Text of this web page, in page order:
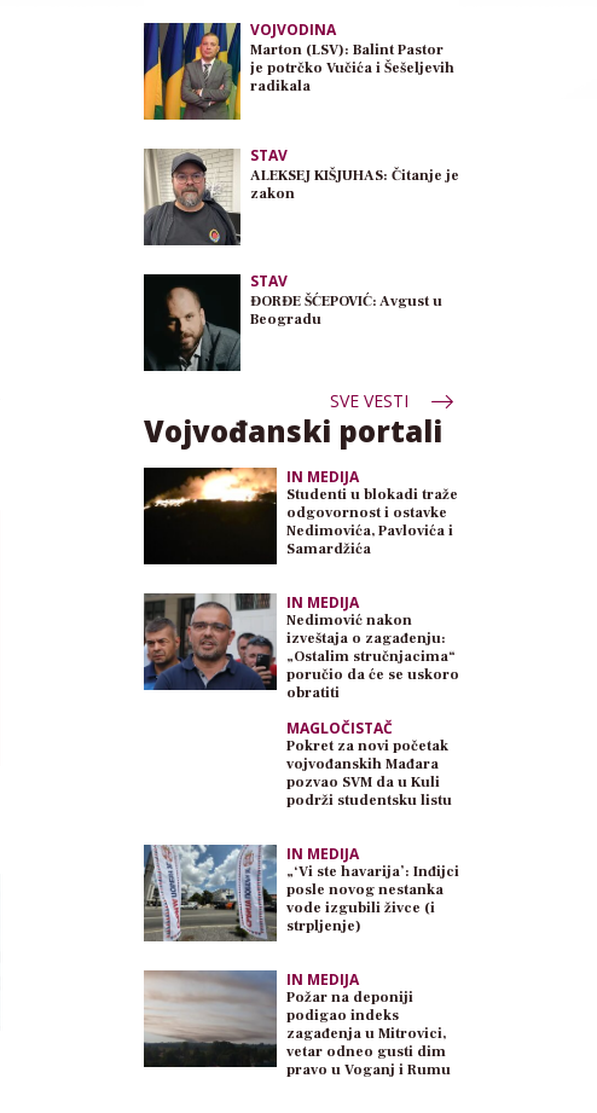
VOJVODINA
Marton (LSV): Balint Pastor
je potrčko Vučića i Šešeljevih
radikala
STAV
ALEKSEJ KIŠJUHAS: Čitanje je
zakon
STAV
ĐORĐE ŠĆEPOVIĆ: Avgust u
Beogradu
SVE VESTI
Vojvođanski portali
IN MEDIJA
Studenti u blokadi traže
odgovornost i ostavke
Nedimovića, Pavlovića i
Samardžića
IN MEDIJA
Nedimović nakon
izveštaja o zagađenju:
„Ostalim stručnjacima“
poručio da će se uskoro
obratiti
MAGLOČISTAČ
Pokret za novi početak
vojvođanskih Mađara
pozvao SVM da u Kuli
podrži studentsku listu
IN MEDIJA
„‘Vi ste havarija’: Inđijci
posle novog nestanka
vode izgubili živce (i
strpljenje)
IN MEDIJA
Požar na deponiji
podigao indeks
zagađenja u Mitrovici,
vetar odneo gusti dim
pravo u Voganj i Rumu